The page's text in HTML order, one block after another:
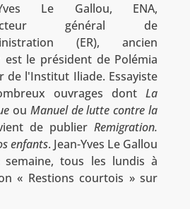
Yves Le Gallou, ENA,
général de
(ER), ancien
est le président de Polémia
de l'Institut Iliade. Essayiste
ouvrages dontLa
ou Manuel de lutte contre la
de publierRemigration.
enfants. Jean-Yves Le Gallou
semaine, tous les lundis à
« Restions courtois » sur